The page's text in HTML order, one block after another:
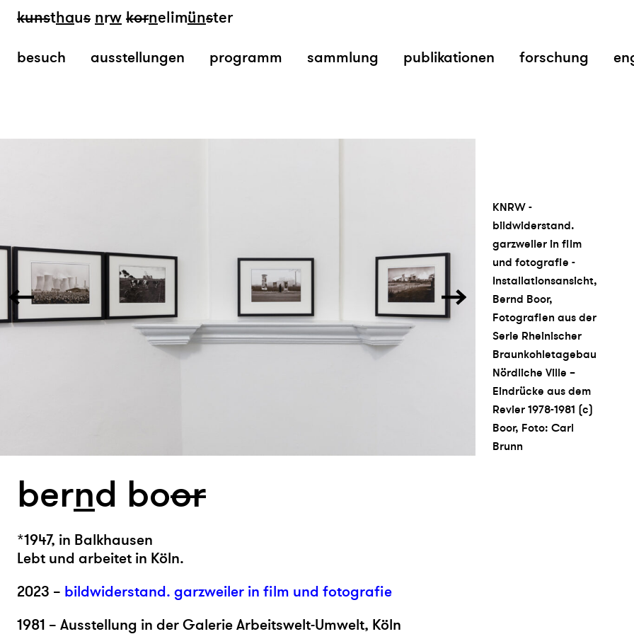
kunsthaus nrw kornelimünster
besuch ausstellungen programm sammlung publikationen forschung
KNRW -
bildwiderstand.
garzweiler in film
und fotografie -
Installationsansicht,
Bernd Boor,
Fotografien aus der
Serie Rheinischer
Braunkohletagebau
Nördliche Ville –
Eindrücke aus dem
Revier 1978-1981 (c)
Boor, Foto: Carl
Brunn
bernd boor
*1947, in Balkhausen
Lebt und arbeitet in Köln.
2023 – bildwiderstand. garzweiler in film und fotografie
1981 – Ausstellung in derGalerie Arbeitswelt-Umwelt, Köln